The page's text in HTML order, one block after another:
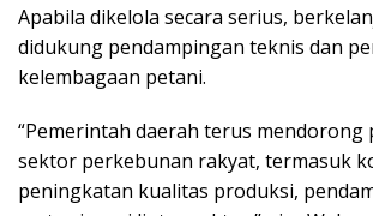
Apabila dikelola secara serius,
didukung pendampingan teknis dan
kelembagaan petani.
“Pemerintah daerah terus mendorong
sektor perkebunan rakyat, termasuk
peningkatan kualitas produksi,